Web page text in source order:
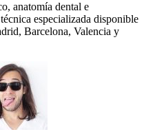
anatomía dental e
especializada disponible
Barcelona, Valencia y